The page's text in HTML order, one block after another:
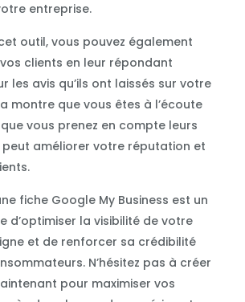
entreprise.
outil, vous pouvez également
clients en leur répondant
les avis qu’ils ont laissés sur votre
montre que vous êtes à l’écoute
vous prenez en compte leurs
peut améliorer votre réputation et
fiche Google My Business est un
d’optimiser la visibilité de votre
et de renforcer sa crédibilité
N’hésitez pas à créer
pour maximiser vos